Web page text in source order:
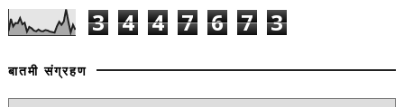
3 4 4 7 6 7 3
बातमी संग्रहण